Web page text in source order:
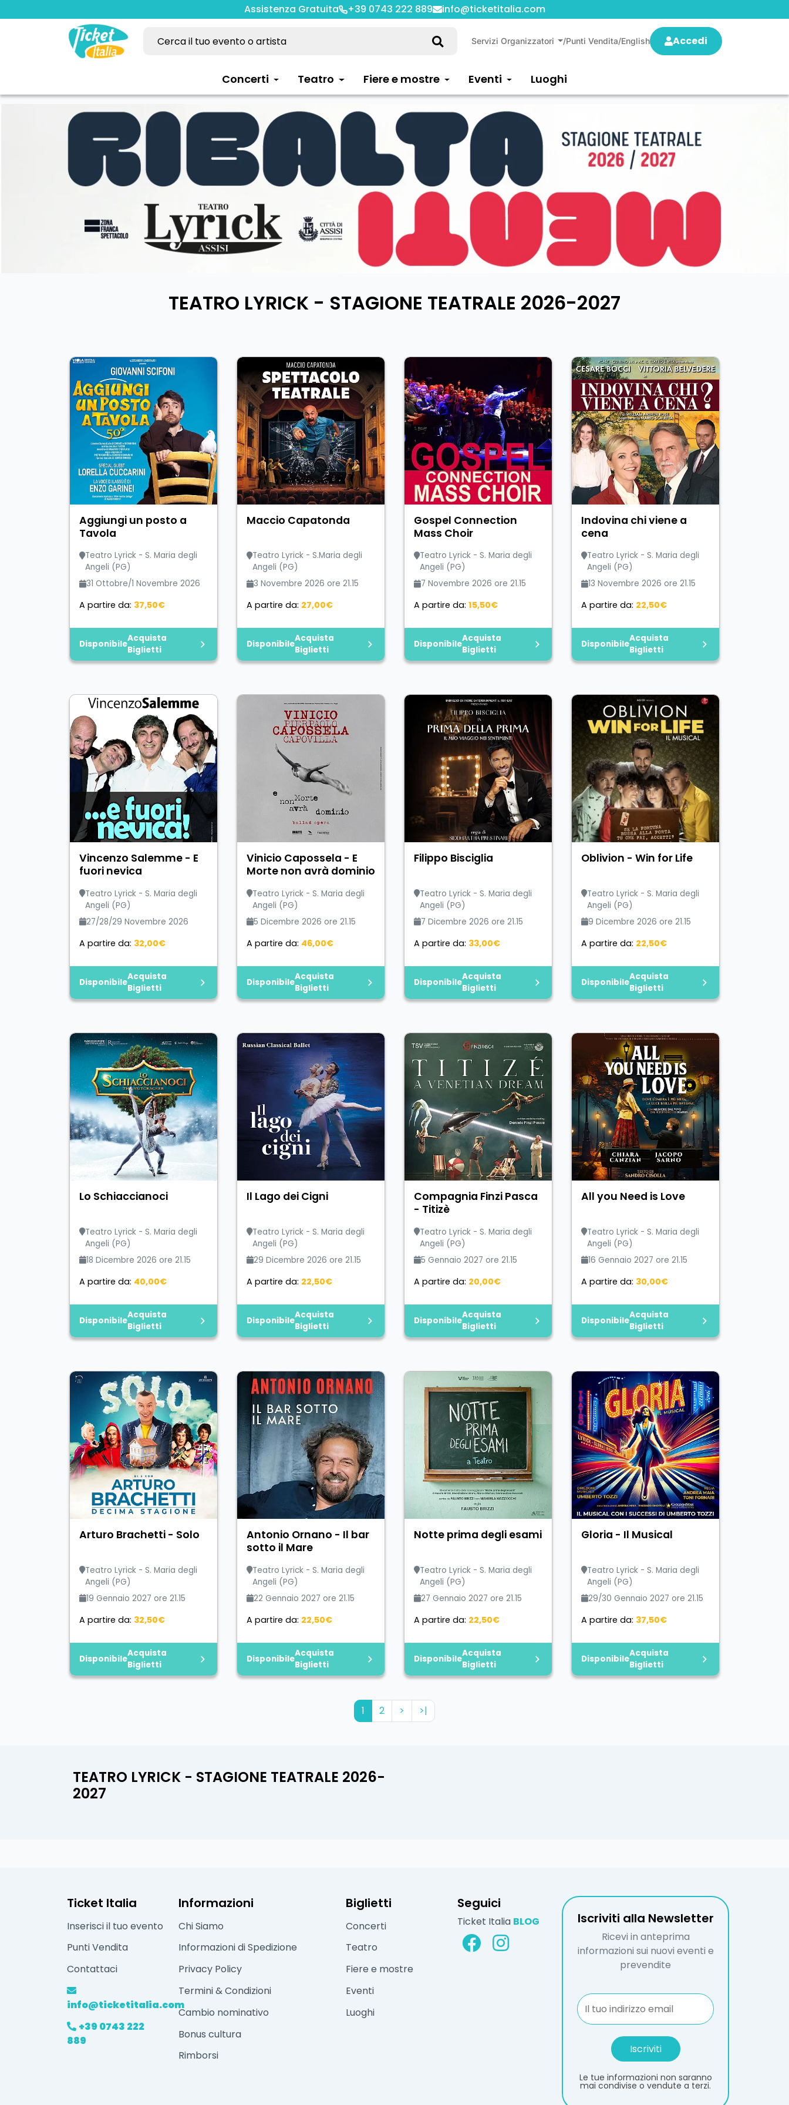
Assistenza Gratuita +39 0743 222 889 info@ticketitalia.com
Servizi Organizzatori /Punti Vendita/English Accedi
Concerti Teatro Fiere e mostre Eventi Luoghi
TEATRO LYRICK - STAGIONE TEATRALE 2026-2027
Aggiungi un posto a
Tavola
Teatro Lyrick - S. Maria degli
Angeli (PG)
31 Ottobre/1 Novembre 2026
A partire da: 37,50€
Disponibile
Acquista
Biglietti
Maccio Capatonda
Teatro Lyrick - S.Maria degli
Angeli (PG)
3 Novembre 2026 ore 21.15
A partire da: 27,00€
Disponibile
Acquista
Biglietti
Gospel Connection
Mass Choir
Teatro Lyrick - S. Maria degli
Angeli (PG)
7 Novembre 2026 ore 21.15
A partire da: 15,50€
Disponibile
Acquista
Biglietti
Indovina chi viene a
cena
Teatro Lyrick - S. Maria degli
Angeli (PG)
13 Novembre 2026 ore 21.15
A partire da: 22,50€
Disponibile
Acquista
Biglietti
Vincenzo Salemme - E
fuori nevica
Teatro Lyrick - S. Maria degli
Angeli (PG)
27/28/29 Novembre 2026
A partire da: 32,00€
Disponibile
Acquista
Biglietti
Vinicio Capossela - E
Morte non avrà dominio
Teatro Lyrick - S. Maria degli
Angeli (PG)
5 Dicembre 2026 ore 21.15
A partire da: 46,00€
Disponibile
Acquista
Biglietti
Filippo Bisciglia
Teatro Lyrick - S. Maria degli
Angeli (PG)
7 Dicembre 2026 ore 21.15
A partire da: 33,00€
Disponibile
Acquista
Biglietti
Oblivion - Win for Life
Teatro Lyrick - S. Maria degli
Angeli (PG)
9 Dicembre 2026 ore 21.15
A partire da: 22,50€
Disponibile
Acquista
Biglietti
Lo Schiaccianoci
Teatro Lyrick - S. Maria degli
Angeli (PG)
18 Dicembre 2026 ore 21.15
A partire da: 40,00€
Disponibile
Acquista
Biglietti
Il Lago dei Cigni
Teatro Lyrick - S. Maria degli
Angeli (PG)
29 Dicembre 2026 ore 21.15
A partire da: 22,50€
Disponibile
Acquista
Biglietti
Compagnia Finzi Pasca
- Titizè
Teatro Lyrick - S. Maria degli
Angeli (PG)
5 Gennaio 2027 ore 21.15
A partire da: 20,00€
Disponibile
Acquista
Biglietti
All you Need is Love
Teatro Lyrick - S. Maria degli
Angeli (PG)
16 Gennaio 2027 ore 21.15
A partire da: 30,00€
Disponibile
Acquista
Biglietti
Arturo Brachetti - Solo
Teatro Lyrick - S. Maria degli
Angeli (PG)
19 Gennaio 2027 ore 21.15
A partire da: 32,50€
Disponibile
Acquista
Biglietti
Antonio Ornano - Il bar
sotto il Mare
Teatro Lyrick - S. Maria degli
Angeli (PG)
22 Gennaio 2027 ore 21.15
A partire da: 22,50€
Disponibile
Acquista
Biglietti
Notte prima degli esami
Teatro Lyrick - S. Maria degli
Angeli (PG)
27 Gennaio 2027 ore 21.15
A partire da: 22,50€
Disponibile
Acquista
Biglietti
Gloria - Il Musical
Teatro Lyrick - S. Maria degli
Angeli (PG)
29/30 Gennaio 2027 ore 21.15
A partire da: 37,50€
Disponibile
Acquista
Biglietti
1 2 > >|
TEATRO LYRICK - STAGIONE TEATRALE 2026-
2027
Ticket Italia
Inserisci il tuo evento
Punti Vendita
Contattaci
info@ticketitalia.com
+39 0743 222
889
Informazioni
Chi Siamo
Informazioni di Spedizione
Privacy Policy
Termini & Condizioni
Cambio nominativo
Bonus cultura
Rimborsi
Biglietti
Concerti
Teatro
Fiere e mostre
Eventi
Luoghi
Seguici
Ticket Italia BLOG Iscriviti alla Newsletter
Ricevi in anteprima
informazioni sui nuovi eventi e
prevendite
Le tue informazioni non saranno
mai condivise o vendute a terzi.